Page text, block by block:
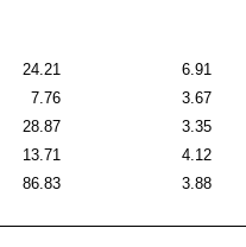
24.21
6.91
7.76
3.67
28.87
3.35
13.71
4.12
86.83 3.88